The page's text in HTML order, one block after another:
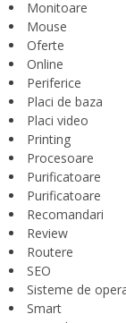
Monitoare
Mouse
Oferte
Online
Periferice
Placi de baza
Placi video
Printing
Procesoare
Purificatoare
Purificatoare
Recomandari
Review
Routere
SEO
Sisteme de
Smart